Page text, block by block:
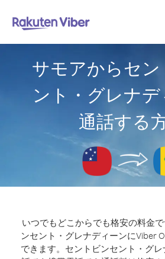
サモアからセ
ント・グレナ
通話する
いつでもどこからでも格安の料金
ンセント・グレナディーンにViber
できます。 セントビンセント・グ